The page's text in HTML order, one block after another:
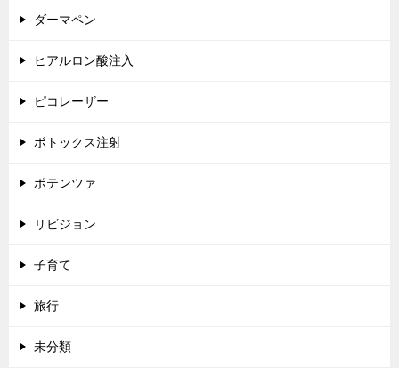
ダーマペン
ヒアルロン酸注入
ピコレーザー
ボトックス注射
ポテンツァ
リビジョン
子育て
旅行
未分類